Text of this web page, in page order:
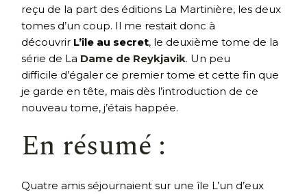
reçu de la part des éditions La Martinière, les deux
tomes d’un coup. Il me restait donc à
découvrir L’île au secret, le deuxième tome de la
série de La Dame de Reykjavik. Un peu
difficile d’égaler ce premier tome et cette fin que
je garde en tête, mais dès l’introduction de ce
nouveau tome, j’étais happée.
En résumé :
Quatre amis séjournaient sur une île L’un d’eux